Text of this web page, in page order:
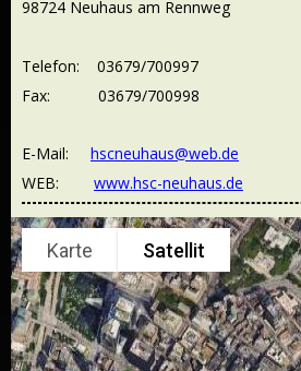
98724 Neuhaus am Rennweg
Telefon: 03679/700997
Fax: 03679/700998
E-Mail: hscneuhaus@web.de
WEB: www.hsc-neuhaus.de
Karte Satellit